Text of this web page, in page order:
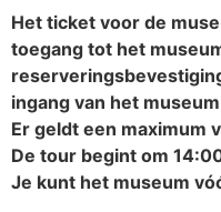
Het ticket voor de
toegang tot het
ingang van het
Er geldt een maximum
De tour begint om
Je kunt het museum